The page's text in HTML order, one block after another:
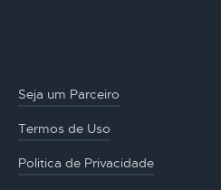
Seja um Parceiro
Termos de Uso
Politica de Privacidade